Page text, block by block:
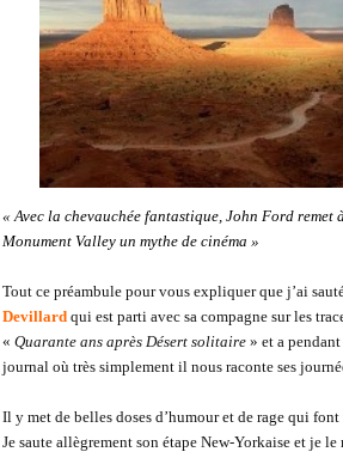
« Avec la chevauchée fantastique, John Ford remet
Monument Valley un mythe de cinéma »
Tout ce préambule pour vous expliquer que j’ai
Devillard qui est parti avec sa compagne sur les
« Quarante ans après Désert solitaire » et a
journal où très simplement il nous raconte ses
Il y met de belles doses d’humour et de rage qui font
Je saute allègrement son étape New-Yorkaise et je